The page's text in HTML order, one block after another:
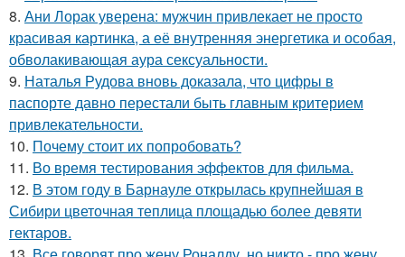
8. Ани Лорак уверена: мужчин привлекает не просто
красивая картинка, а её внутренняя энергетика и особая,
обволакивающая аура сексуальности.
9. Наталья Рудова вновь доказала, что цифры в
паспорте давно перестали быть главным критерием
привлекательности.
10. Почему стоит их попробовать?
11. Во время тестирования эффектов для фильма.
12. В этом году в Барнауле открылась крупнейшая в
Сибири цветочная теплица площадью более девяти
гектаров.